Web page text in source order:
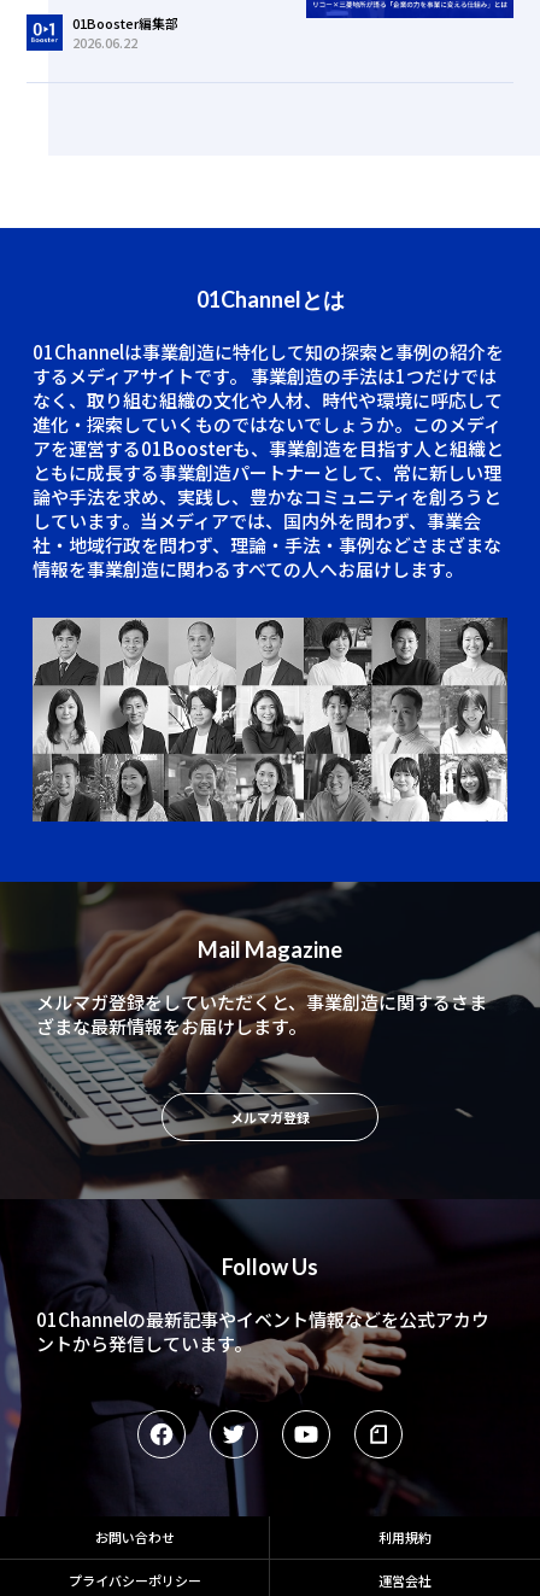
01Booster編集部
2026.06.22
01Channelとは
01Channelは事業創造に特化して知の探索と事例の紹介を
するメディアサイトです。 事業創造の手法は1つだけでは
なく、取り組む組織の文化や人材、時代や環境に呼応して
進化・探索していくものではないでしょうか。このメディ
アを運営する01Boosterも、事業創造を目指す人と組織と
ともに成長する事業創造パートナーとして、常に新しい理
論や手法を求め、実践し、豊かなコミュニティを創ろうと
しています。当メディアでは、国内外を問わず、事業会
社・地域行政を問わず、理論・手法・事例などさまざまな
情報を事業創造に関わるすべての人へお届けします。
Follow Us
01Channelの最新記事やイベント情報などを公式アカウ
ントから発信しています。
Mail Magazine
メルマガ登録をしていただくと、事業創造に関するさま
ざまな最新情報をお届けします。
メルマガ登録
お問い合わせ 利用規約
プライバシーポリシー 運営会社